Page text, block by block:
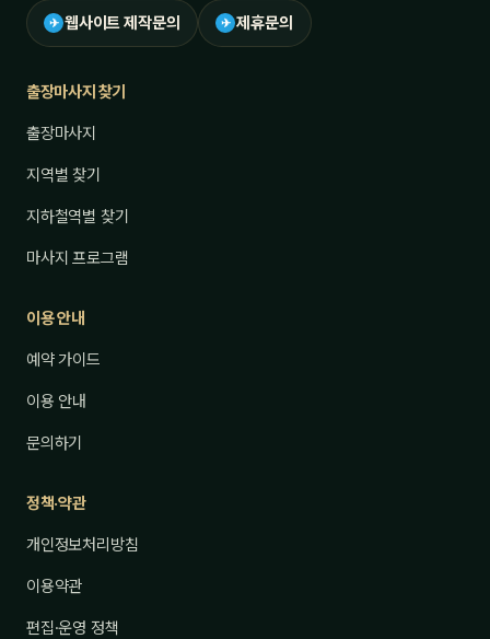
✈ 웹사이트 제작문의 ✈ 제휴문의
출장마사지 찾기
출장마사지
지역별 찾기
지하철역별 찾기
마사지 프로그램
이용 안내
예약 가이드
이용 안내
문의하기
정책·약관
개인정보처리방침
이용약관
편집·운영 정책